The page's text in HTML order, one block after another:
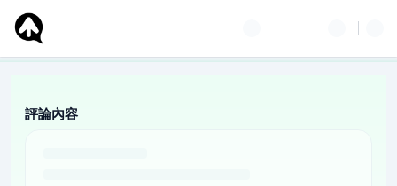
評論內容